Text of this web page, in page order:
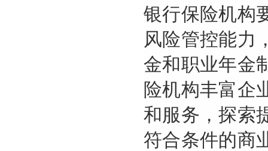
银行保险机构
风险管控能力
金和职业年金
险机构丰富企
和服务，探索
符合条件的商